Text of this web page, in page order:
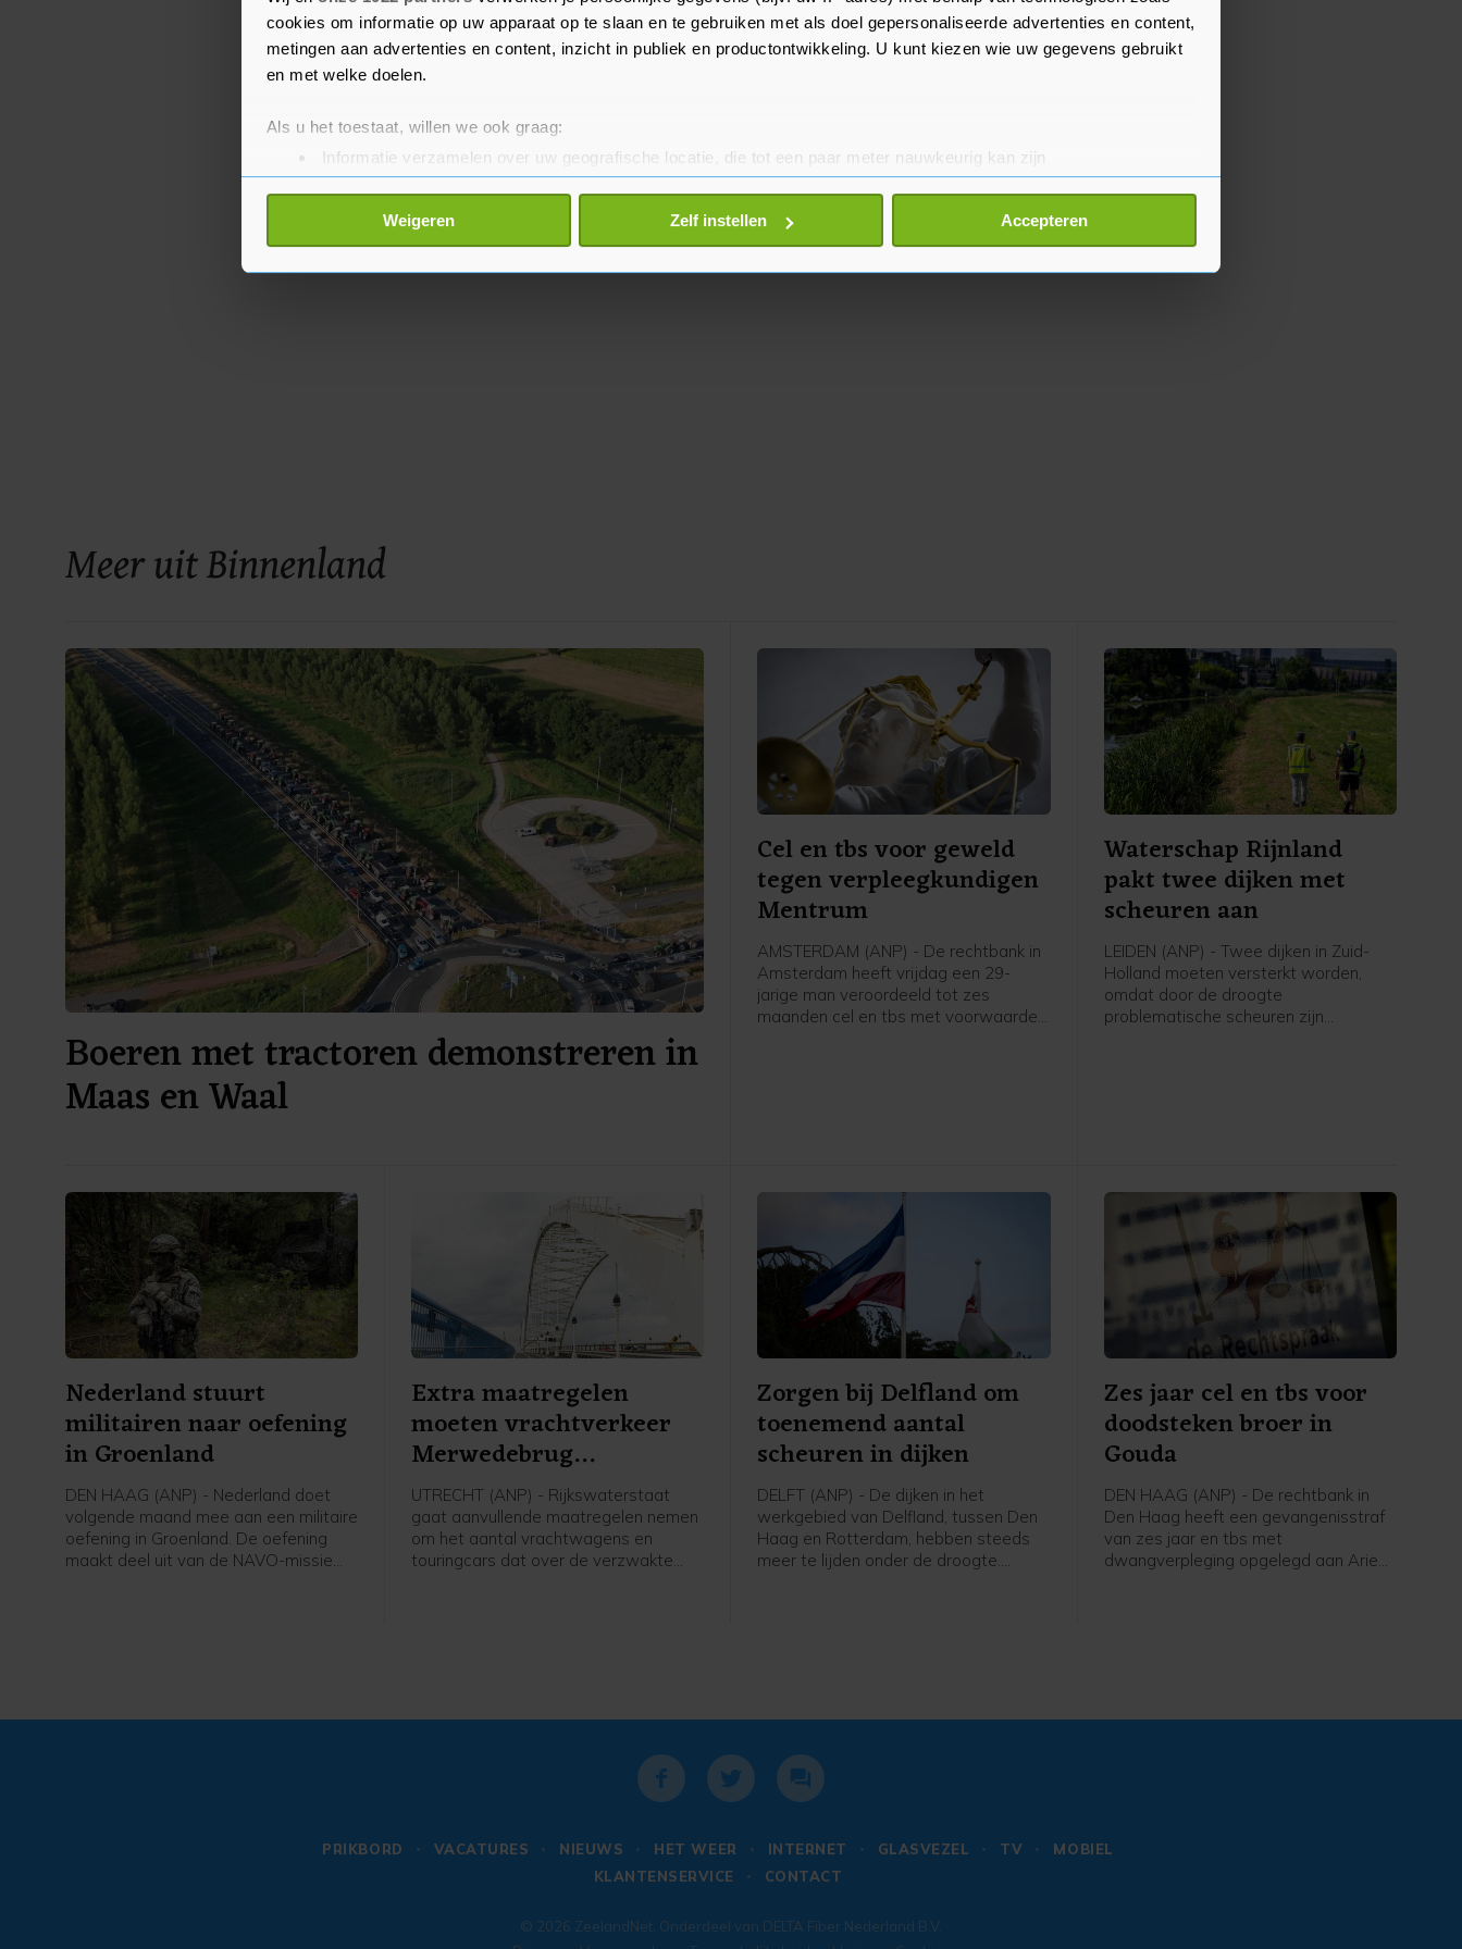
cookies om informatie op uw apparaat op te slaan en te gebruiken met als doel gepersonaliseerde advertenties en content,
metingen aan advertenties en content, inzicht in publiek en productontwikkeling. U kunt kiezen wie uw gegevens gebruikt
en met welke doelen.
Als u het toestaat, willen we ook graag:
Informatie verzamelen over uw geografische locatie, die tot een paar meter nauwkeurig kan zijn
Uw apparaat identificeren door het actief te scannen op specifieke eigenschappen (fingerprinting)
Lees meer over hoe uw persoonlijke gegevens worden verwerkt en stel uw voorkeuren in het
detailgedeelte
toestemming op elk moment wijzigen of intrekken in de Cookieverklaring.
Weigeren Zelf instellen Accepteren
in Nederland.
Meer uit Binnenland
Boeren met tractoren demonstreren in
Maas en Waal
Cel en tbs voor geweld
tegen verpleegkundigen
Mentrum
AMSTERDAM (ANP) - De rechtbank in
Amsterdam heeft vrijdag een 29-
jarige man veroordeeld tot zes
maanden cel en tbs met voorwaarden
Waterschap Rijnland
pakt twee dijken met
scheuren aan
LEIDEN (ANP) - Twee dijken in Zuid-
Holland moeten versterkt worden,
omdat door de droogte
problematische scheuren zijn
Nederland stuurt
militairen naar oefening
in Groenland
DEN HAAG (ANP) - Nederland doet
volgende maand mee aan een militaire
oefening in Groenland. De oefening
maakt deel uit van de NAVO-missie
Extra maatregelen
moeten vrachtverkeer
Merwedebrug
terugdringen
UTRECHT (ANP) - Rijkswaterstaat
gaat aanvullende maatregelen nemen
om het aantal vrachtwagens en
touringcars dat over de verzwakte
Zorgen bij Delfland om
toenemend aantal
scheuren in dijken
DELFT (ANP) - De dijken in het
werkgebied van Delfland, tussen Den
Haag en Rotterdam, hebben steeds
meer te lijden onder de droogte.
Zes jaar cel en tbs voor
doodsteken broer in
Gouda
DEN HAAG (ANP) - De rechtbank in
Den Haag heeft een gevangenisstraf
van zes jaar en tbs met
dwangverpleging opgelegd aan Arie
PRIKBORD VACATURES NIEUWS HET WEER INTERNET GLASVEZEL TV
MOBIEL
KLANTENSERVICE
CONTACT
© 2026 ZeelandNet . Onderdeel van DELTA Fiber Nederland B.V.